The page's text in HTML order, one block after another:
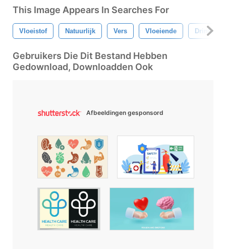
This Image Appears In Searches For
Vloeistof Natuurlijk Vers Vloeiende Drinken
Gebruikers Die Dit Bestand Hebben
Gedownload, Downloadden Ook
Afbeeldingen gesponsord